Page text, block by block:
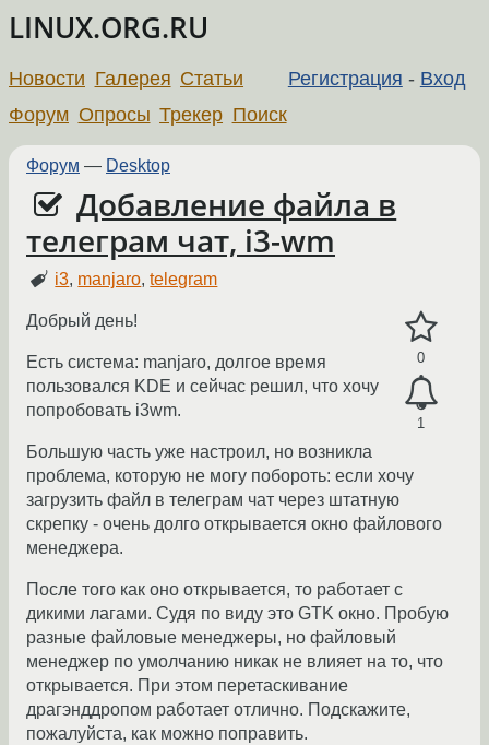
LINUX.ORG.RU
Регистрация - Вход
Новости Галерея Статьи
Форум Опросы Трекер Поиск
Форум — Desktop
Добавление файла в
телеграм чат, i3-wm
i3, manjaro,telegram
0
1
Добрый день!
Есть система: manjaro, долгое время
пользовался KDE и сейчас решил, что хочу
попробовать i3wm.
Большую часть уже настроил, но возникла
проблема, которую не могу побороть: если хочу
загрузить файл в телеграм чат через штатную
скрепку - очень долго открывается окно файлового
менеджера.
После того как оно открывается, то работает с
дикими лагами. Судя по виду это GTK окно. Пробую
разные файловые менеджеры, но файловый
менеджер по умолчанию никак не влияет на то, что
открывается. При этом перетаскивание
драгэнддропом работает отлично. Подскажите,
пожалуйста, как можно поправить.